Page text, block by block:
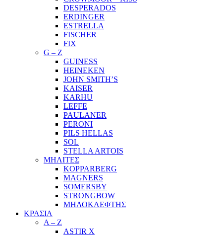
DESPERADOS
ERDINGER
ESTRELLA
FISCHER
FIX
G – Z
GUINESS
HEINEKEN
JOHN SMITH’S
KAISER
KARHU
LEFFE
PAULANER
PERONI
PILS HELLAS
SOL
STELLA ARTOIS
ΜΗΛΙΤΕΣ
KOPPARBERG
MAGNERS
SOMERSBY
STRONGBOW
ΜΗΛΟΚΛΕΦΤΗΣ
ΚΡΑΣΙΑ
A – Z
ASTIR X